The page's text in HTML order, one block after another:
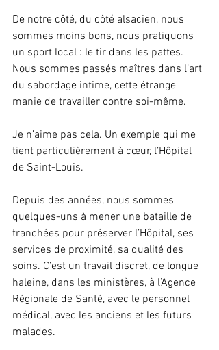
De notre côté, du côté alsacien, nous
sommes moins bons, nous pratiquons
un sport local : le tir dans les pattes.
Nous sommes passés maîtres dans l’art
du sabordage intime, cette étrange
manie de travailler contre soi-même.
Je n’aime pas cela. Un exemple qui me
tient particulièrement à cœur, l’Hôpital
de Saint-Louis.
Depuis des années, nous sommes
quelques-uns à mener une bataille de
tranchées pour préserver l’Hôpital, ses
services de proximité, sa qualité des
soins. C’est un travail discret, de longue
haleine, dans les ministères, à l’Agence
Régionale de Santé, avec le personnel
médical, avec les anciens et les futurs
malades.